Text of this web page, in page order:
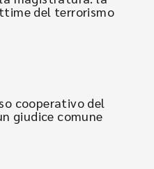
del terrorismo
cooperativo del
giudice comune